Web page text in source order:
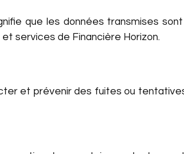
que les données transmises
services de Financière Horizon.
et prévenir des fuites ou tentatives